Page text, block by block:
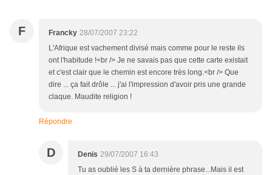
F Francky 28/07/2007 23:22
L'Afrique est vachement divisé mais comme pour le reste ils
ont l'habitude !<br /> Je ne savais pas que cette carte existait
et c'est clair que le chemin est encore très long.<br /> Que
dire ... ça fait drôle ... j'ai l'impression d'avoir pris une grande
claque. Maudite religion !
Répondre
D Denis 29/07/2007 16:43
Tu as oublié les S à ta dernière phrase...Mais il est